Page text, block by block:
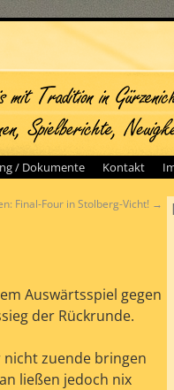
/ Dokumente Kontakt
Final-Four in Stolberg-Vicht! →
Auswärtsspiel gegen
der Rückrunde.
zuende bringen
ließen jedoch nix